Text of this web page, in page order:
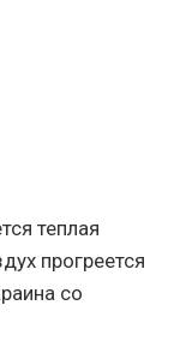
теплая
прогреется
со